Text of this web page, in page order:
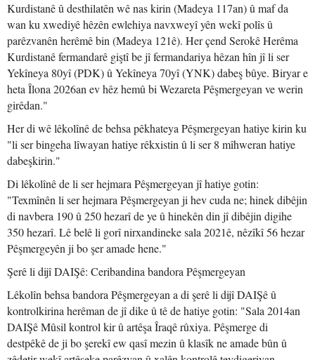
Kurdistanê û desthilatên wê nas kirin (Madeya 117an) û maf da
wan ku xwediyê hêzên ewlehiya navxweyî yên wekî polîs û
parêzvanên herêmê bin (Madeya 121ê). Her çend Serokê Herêma
Kurdistanê fermandarê giştî be jî fermandariya hêzan hîn jî li ser
Yekîneya 80yî (PDK) û Yekîneya 70yî (YNK) dabeş bûye. Biryar e
heta Îlona 2026an ev hêz hemû bi Wezareta Pêşmergeyan ve werin
girêdan."
Her di wê lêkolînê de behsa pêkhateya Pêşmergeyan hatiye kirin ku
"li ser bingeha lîwayan hatiye rêkxistin û li ser 8 mîhweran hatiye
dabeşkirin."
Di lêkolînê de li ser hejmara Pêşmergeyan jî hatiye gotin:
"Texmînên li ser hejmara Pêşmergeyan ji hev cuda ne; hinek dibêjin
di navbera 190 û 250 hezarî de ye û hinekên din jî dibêjin digihe
350 hezarî. Lê belê li gorî nirxandineke sala 2021ê, nêzîkî 56 hezar
Pêşmergeyên ji bo şer amade hene."
Şerê li dijî DAIŞê: Ceribandina bandora Pêşmergeyan
Lêkolîn behsa bandora Pêşmergeyan a di şerê li dijî DAIŞê û
kontrolkirina herêman de jî dike û tê de hatiye gotin: "Sala 2014an
DAIŞê Mûsil kontrol kir û artêşa Îraqê rûxiya. Pêşmerge di
destpêkê de ji bo şerekî ew qasî mezin û klasîk ne amade bûn û